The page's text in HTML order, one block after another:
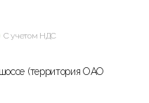
С учетом НДС
(территория ОАО